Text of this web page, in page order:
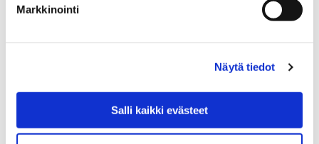
Markkinointi
Näytä tiedot
Salli kaikki evästeet